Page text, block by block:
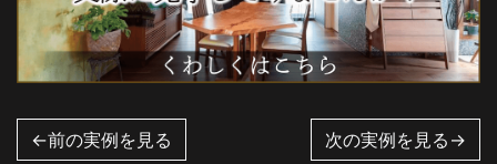
←前の実例を見る 次の実例を見る→